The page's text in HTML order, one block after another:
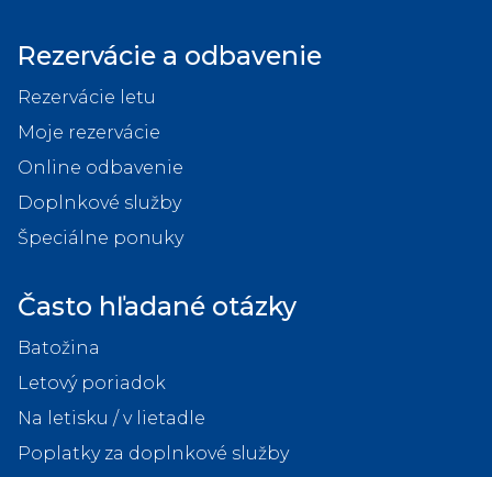
Rezervácie a odbavenie
Rezervácie letu
Moje rezervácie
Online odbavenie
Doplnkové služby
Špeciálne ponuky
Často hľadané otázky
Batožina
Letový poriadok
Na letisku / v lietadle
Poplatky za doplnkové služby